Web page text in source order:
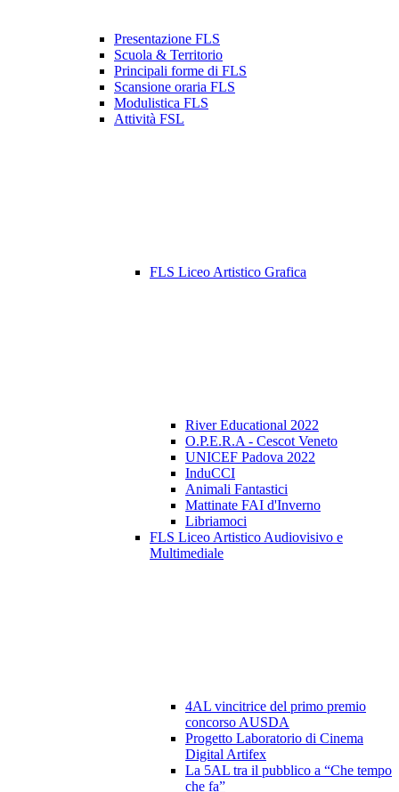
Presentazione FLS
Scuola & Territorio
Principali forme di FLS
Scansione oraria FLS
Modulistica FLS
Attività FSL
FLS Liceo Artistico Grafica
River Educational 2022
O.P.E.R.A - Cescot Veneto
UNICEF Padova 2022
InduCCI
Animali Fantastici
Mattinate FAI d'Inverno
Libriamoci
FLS Liceo Artistico Audiovisivo e
Multimediale
4AL vincitrice del primo premio
concorso AUSDA
Progetto Laboratorio di Cinema
Digital Artifex
La 5AL tra il pubblico a “Che tempo
che fa”